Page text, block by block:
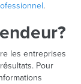
.
les entreprises
Pour